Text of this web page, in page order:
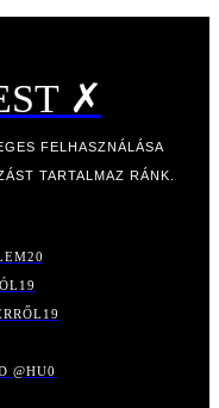
✗
FELHASZNÁLÁSA
TARTALMAZ RÁNK.
20
19
19
@HU0